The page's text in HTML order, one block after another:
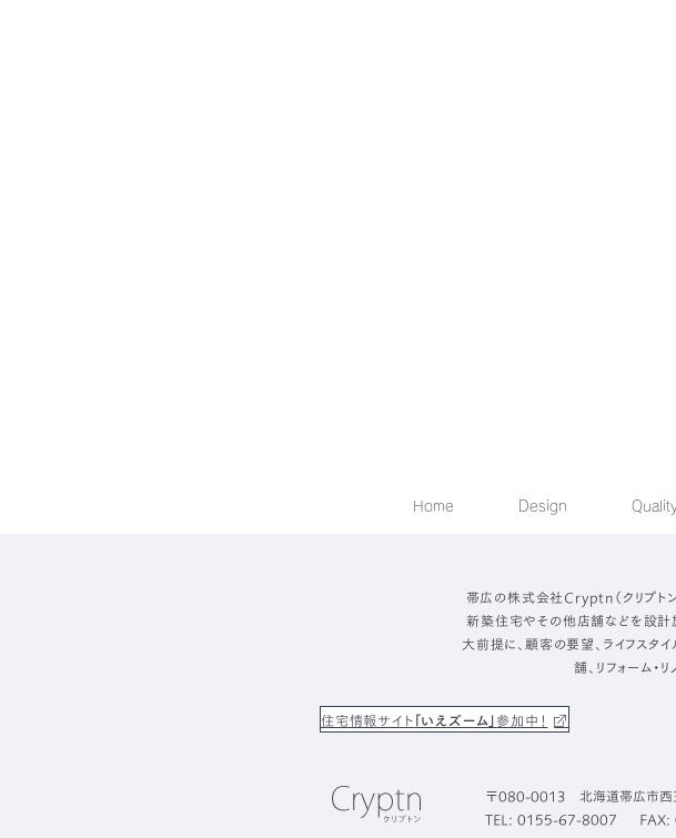
Home Design
帯広の株式会社Cryptn（クリプト
新築住宅やその他店舗などを設計
大前提に、顧客の要望、ライフスタ
舗、リフォーム・
住宅情報サイト「いえズーム」参加中！
〒080-0013 北海道帯広市西
TEL: 0155-67-8007